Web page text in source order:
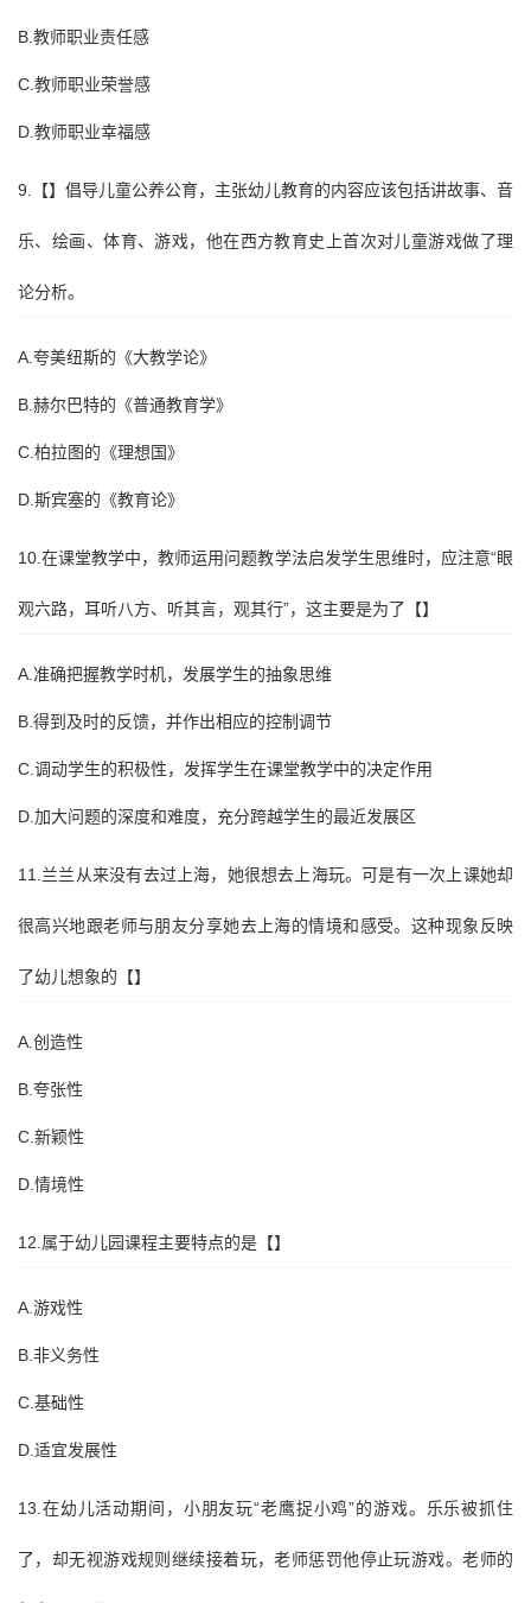
B.教师职业责任感
C.教师职业荣誉感
D.教师职业幸福感
9.【】倡导儿童公养公育，主张幼儿教育的内容应该包括讲故事、音
乐、绘画、体育、游戏，他在西方教育史上首次对儿童游戏做了理
论分析。
A.夸美纽斯的《大教学论》
B.赫尔巴特的《普通教育学》
C.柏拉图的《理想国》
D.斯宾塞的《教育论》
10.在课堂教学中，教师运用问题教学法启发学生思维时，应注意“眼
观六路，耳听八方、听其言，观其行”，这主要是为了【】
A.准确把握教学时机，发展学生的抽象思维
B.得到及时的反馈，并作出相应的控制调节
C.调动学生的积极性，发挥学生在课堂教学中的决定作用
D.加大问题的深度和难度，充分跨越学生的最近发展区
11.兰兰从来没有去过上海，她很想去上海玩。可是有一次上课她却
很高兴地跟老师与朋友分享她去上海的情境和感受。这种现象反映
了幼儿想象的【】
A.创造性
B.夸张性
C.新颖性
D.情境性
12.属于幼儿园课程主要特点的是【】
A.游戏性
B.非义务性
C.基础性
D.适宜发展性
13.在幼儿活动期间，小朋友玩“老鹰捉小鸡”的游戏。乐乐被抓住
了，却无视游戏规则继续接着玩，老师惩罚他停止玩游戏。老师的